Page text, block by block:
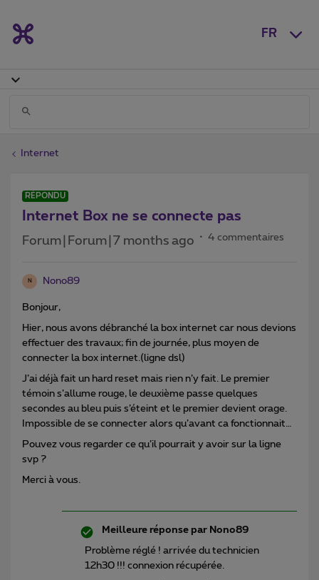
FR
Internet
RÉPONDU
Internet Box ne se connecte pas
Forum|Forum|7 months ago 4 commentaires
N Nono89
Bonjour,
Hier, nous avons débranché la box internet car nous devions
effectuer des travaux; fin de journée, plus moyen de
connecter la box internet.(ligne dsl)
J’ai déjà fait un hard reset mais rien n’y fait. Le premier
témoin s’allume rouge, le deuxième passe quelques
secondes au bleu puis s’éteint et le premier devient orage.
Impossible de se connecter alors qu’avant ca fonctionnait…
Pouvez vous regarder ce qu’il pourrait y avoir sur la ligne
svp ?
Merci à vous.
Meilleure réponse par Nono89
Problème réglé ! arrivée du technicien
12h30 !!! connexion récupérée.